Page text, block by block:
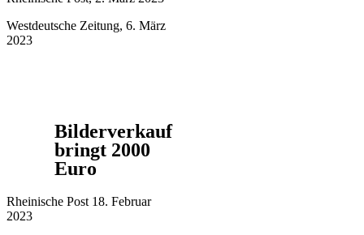
Westdeutsche Zeitung, 6. März
2023
Bilderverkauf
bringt 2000
Euro
Rheinische Post 18. Februar
2023